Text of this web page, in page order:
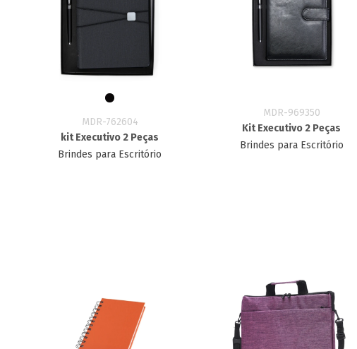
MDR-762604
kit Executivo 2 Peças
Brindes para Escritório
MDR-969350
Kit Executivo 2 Peças
Brindes para Escritório